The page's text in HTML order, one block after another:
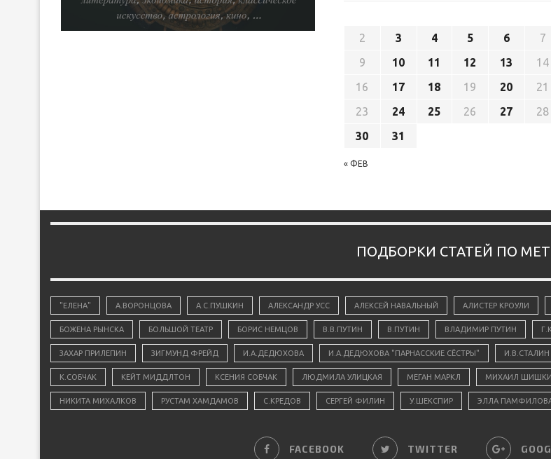
« ФЕВ
2
3 4 5 6 7
9
10 11 12 13 14
16
17 18 19 20 21
23
24 25 26 27 28
30
31
ПОДБОРКИ СТАТЕЙ ПО
"ЕЛЕНА" А.ВОРОНЦОВА А.С.ПУШКИН АЛЕКСАНДР УСС АЛЕКСЕЙ НАВАЛЬНЫЙ АЛИСТЕР КРОУЛИ
БОЖЕНА РЫНСКА БОЛЬШОЙ ТЕАТР БОРИС НЕМЦОВ В.В.ПУТИН В.ПУТИН ВЛАДИМИР ПУТИН
ЗАХАР ПРИЛЕПИН ЗИГМУНД ФРЕЙД И.А.ДЕДЮХОВА И.А.ДЕДЮХОВА "ПАРНАССКИЕ СЁСТРЫ" И.В.СТАЛИН
К.СОБЧАК КЕЙТ МИДДЛТОН КСЕНИЯ СОБЧАК ЛЮДМИЛА УЛИЦКАЯ МЕГАН МАРКЛ МИХАИЛ
НИКИТА МИХАЛКОВ РУСТАМ ХАМДАМОВ С.КРЕДОВ СЕРГЕЙ ФИЛИН У.ШЕКСПИР ЭЛЛА
FACEBOOK TWITTER